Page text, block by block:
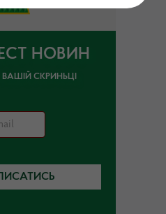
НОВИН
ВАШІЙ СКРИНЬЦІ